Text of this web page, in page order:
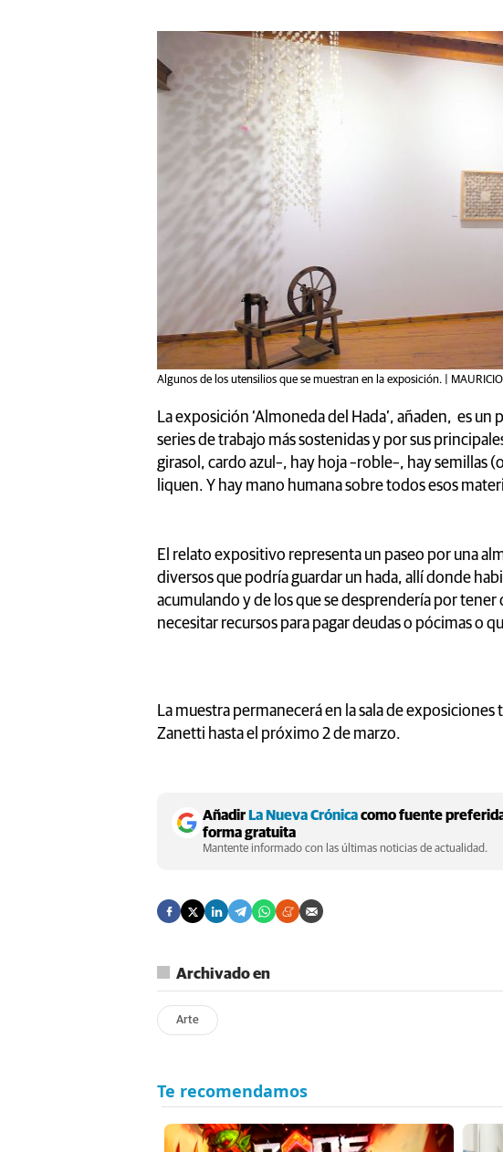
Algunos de los utensilios que se muestran en la exposición. |
La exposición ‘Almoneda del Hada’, añaden, es
series de trabajo más sostenidas y por sus
girasol, cardo azul–, hay hoja –roble–, hay semillas
liquen. Y hay mano humana sobre todos esos
El relato expositivo representa un paseo por una
diversos que podría guardar un hada, allí donde
acumulando y de los que se desprendería por tener
necesitar recursos para pagar deudas o pócimas o
La muestra permanecerá en la sala de
Zanetti hasta el próximo 2 de marzo.
Añadir La Nueva Crónicacomo fuente
forma gratuita
Mantente informado con las últimas noticias de actualidad.
Archivado en
Arte